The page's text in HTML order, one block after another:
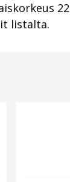
listalta.